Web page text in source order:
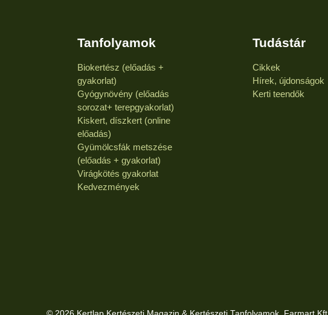
Tanfolyamok
Biokertész (előadás +
gyakorlat)
Gyógynövény (előadás
sorozat+ terepgyakorlat)
Kiskert, díszkert (online
előadás)
Gyümölcsfák metszése
(előadás + gyakorlat)
Virágkötés gyakorlat
Kedvezmények
Tudástár
Cikkek
Hírek, újdonságok
Kerti teendők